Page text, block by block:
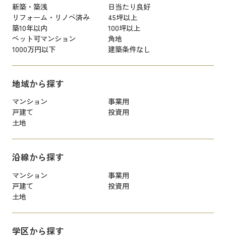
新築・築浅
日当たり良好
リフォーム・リノベ済み
45坪以上
築10年以内
100坪以上
ペット可マンション
角地
1000万円以下
建築条件なし
地域から探す
マンション
事業用
戸建て
投資用
土地
沿線から探す
マンション
事業用
戸建て
投資用
土地
学区から探す